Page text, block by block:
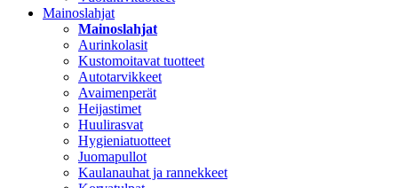
Mainoslahjat
Mainoslahjat
Aurinkolasit
Kustomoitavat tuotteet
Autotarvikkeet
Avaimenperät
Heijastimet
Huulirasvat
Hygieniatuotteet
Juomapullot
Kaulanauhat ja rannekkeet